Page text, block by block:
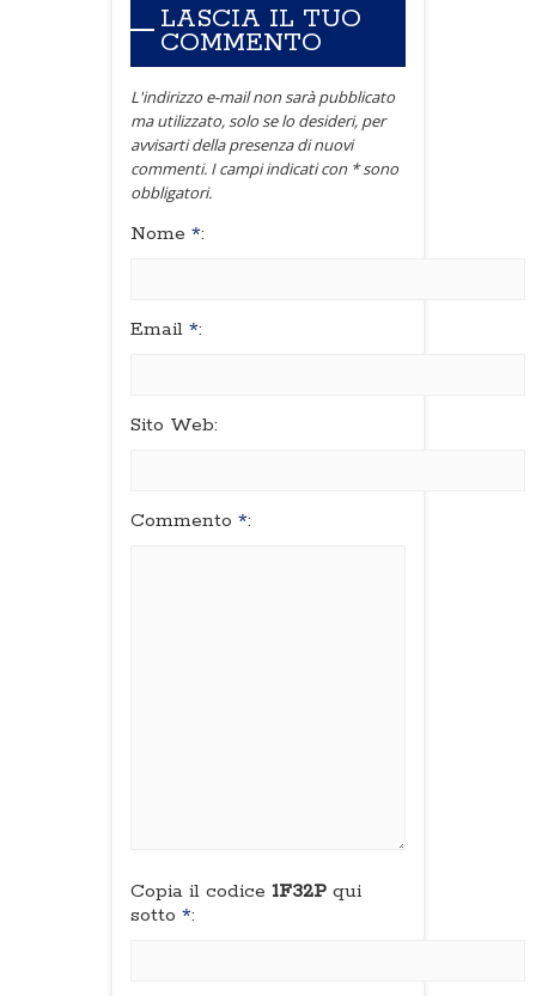
LASCIA IL TUO
COMMENTO
L'indirizzo e-mail non sarà pubblicato
ma utilizzato, solo se lo desideri, per
avvisarti della presenza di nuovi
commenti. I campi indicati con * sono
obbligatori.
Nome *:
Email *:
Sito Web:
Commento *:
Copia il codice 1F32P qui
sotto *: